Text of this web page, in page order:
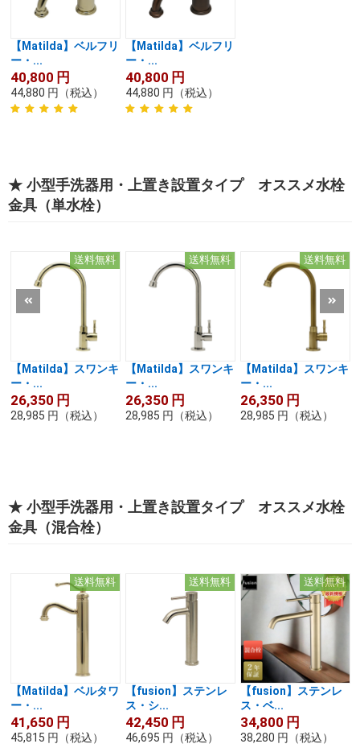
【Matilda】ベルフリ
ー・...
40,800 円
44,880 円 （税込）
【Matilda】ベルフリ
ー・...
40,800 円
44,880 円 （税込）
★ 小型手洗器用・上置き設置タイプ オススメ水栓
金具（単水栓）
送料無料
【Matilda】スワンキ
ー・...
26,350 円
28,985 円 （税込）
送料無料
【Matilda】スワンキ
ー・...
26,350 円
28,985 円 （税込）
送料無料
【Matilda】スワンキ
ー・...
26,350 円
28,985 円 （税込）
★ 小型手洗器用・上置き設置タイプ オススメ水栓
金具（混合栓）
送料無料
【Matilda】ベルタワ
ー・...
41,650 円
45,815 円 （税込）
送料無料
【fusion】ステンレ
ス・シ...
42,450 円
46,695 円 （税込）
送料無料
【fusion】ステンレ
ス・ベ...
34,800 円
38,280 円 （税込）